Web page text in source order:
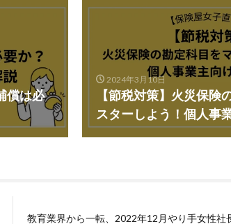
償は必
2024年3月10日
【節税対策】火災保険
スターしよう！個人事
教育業界から一転、2022年12月やり手女性社